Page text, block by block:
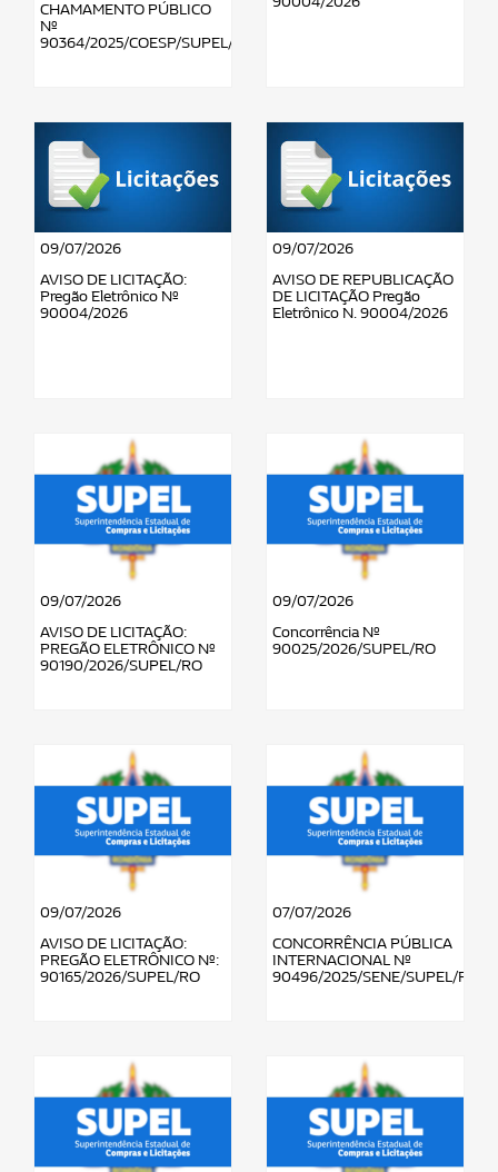
CHAMAMENTO PÚBLICO
Nº
90364/2025/COESP/SUPEL/RO
09/07/2026
AVISO DE LICITAÇÃO:
Pregão Eletrônico Nº
90004/2026
09/07/2026
AVISO DE REPUBLICAÇÃO
DE LICITAÇÃO Pregão
Eletrônico N. 90004/2026
09/07/2026
AVISO DE LICITAÇÃO:
PREGÃO ELETRÔNICO Nº
90190/2026/SUPEL/RO
09/07/2026
Concorrência Nº
90025/2026/SUPEL/RO
09/07/2026
AVISO DE LICITAÇÃO:
PREGÃO ELETRÔNICO Nº:
90165/2026/SUPEL/RO
07/07/2026
CONCORRÊNCIA PÚBLICA
INTERNACIONAL Nº
90496/2025/SENE/SUPEL/RO